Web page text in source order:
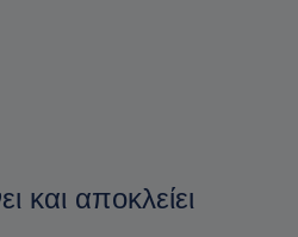
και αποκλείει